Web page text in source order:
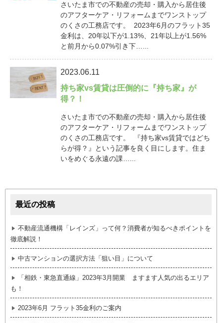
さいたま市での不動産の売却・購入から居住後
のアフターケア・リフォームまでワンストップ
のくさの工務店です。 2023年6月のフラット35
金利は、20年以下が1.13%、21年以上が1.56%
と前月から0.07%引き下…...
2023.06.11
持ち家vs賃貸は圧倒的に『持ち家』が
得？！
さいたま市での不動産の売却・購入から居住後
のアフターケア・リフォームまでワンストップ
のくさの工務店です。 『持ち家vs賃貸ではどち
らが得？』という記事を良く目にします。住ま
いをめぐる永遠の課…...
最近の投稿
不動産流通機構「レインズ」って何？消費者が知るべきポイントを
徹底解説！
中古マンションの選択方法「狙い目」について
「相鉄・東急直通線」2023年3月開業 ますます人気の出るエリア
も！
2023年6月 フラット35金利のご案内